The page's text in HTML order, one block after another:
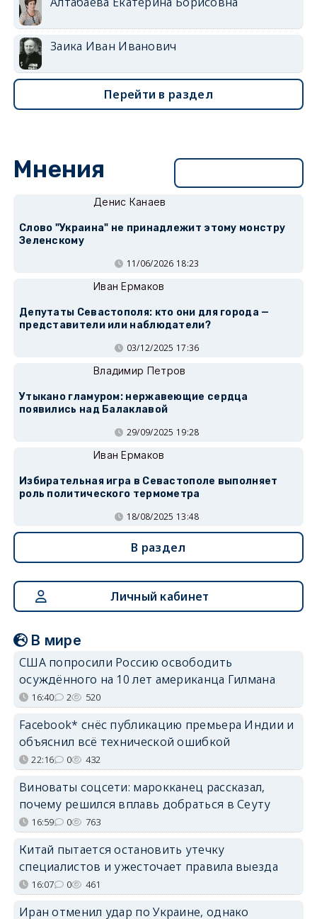
Заика Иван Иванович
Перейти в раздел
Мнения
Денис Канаев
Слово "Украина" не принадлежит этому монстру
Зеленскому
11/06/2026 18:23
Иван Ермаков
Депутаты Севастополя: кто они для города —
представители или наблюдатели?
03/12/2025 17:36
Владимир Петров
Утыкано гламуром: нержавеющие сердца
появились над Балаклавой
29/09/2025 19:28
Иван Ермаков
Избирательная игра в Севастополе выполняет
роль политического термометра
18/08/2025 13:48
В раздел
Личный кабинет
В мире
США попросили Россию освободить
осуждённого на 10 лет американца Гилмана
16:40 2 520
Facebook* снёс публикацию премьера Индии и
объяснил всё технической ошибкой
22:16 0 432
Виноваты соцсети: марокканец рассказал,
почему решился вплавь добраться в Сеуту
16:59 0 763
Китай пытается остановить утечку
специалистов и ужесточает правила выезда
16:07 0 461
Иран отменил удар по Украине, однако